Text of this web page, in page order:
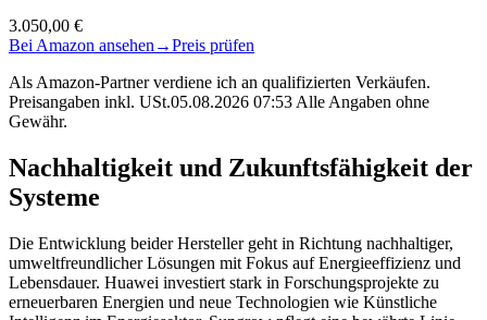
3.050,00 €
Bei Amazon ansehen →Preis prüfen
Als Amazon-Partner verdiene ich an qualifizierten Verkäufen.
Preisangaben inkl. USt.05.08.2026 07:53 Alle Angaben ohne
Gewähr.
Nachhaltigkeit und Zukunftsfähigkeit der
Systeme
Die Entwicklung beider Hersteller geht in Richtung nachhaltiger,
umweltfreundlicher Lösungen mit Fokus auf Energieeffizienz und
Lebensdauer. Huawei investiert stark in Forschungsprojekte zu
erneuerbaren Energien und neue Technologien wie Künstliche